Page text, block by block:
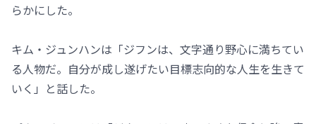
らかにした。
キム・ジュンハンは「ジフンは、文字通り野心に満ちてい
る人物だ。自分が成し遂げたい目標志向的な人生を生きて
いく」と話した。